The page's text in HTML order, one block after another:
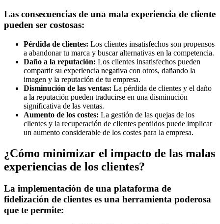
Las consecuencias de una mala experiencia de cliente
pueden ser costosas:
Pérdida de clientes: Los clientes insatisfechos son propensos
a abandonar tu marca y buscar alternativas en la competencia.
Daño a la reputación: Los clientes insatisfechos pueden
compartir su experiencia negativa con otros, dañando la
imagen y la reputación de tu empresa.
Disminución de las ventas: La pérdida de clientes y el daño
a la reputación pueden traducirse en una disminución
significativa de las ventas.
Aumento de los costes: La gestión de las quejas de los
clientes y la recuperación de clientes perdidos puede implicar
un aumento considerable de los costes para la empresa.
¿Cómo minimizar el impacto de las malas
experiencias de los clientes?
La implementación de una plataforma de
fidelización de clientes es una herramienta poderosa
que te permite: